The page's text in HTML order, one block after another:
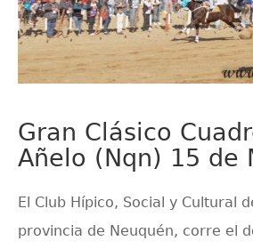
Gran Clásico
Añelo (Nqn) 15 de
El Club Hípico, Social y Cultural
provincia de Neuquén, corre el